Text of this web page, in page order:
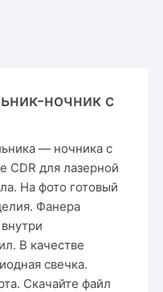
ночник с
— ночника с
CDR для лазерной
На фото готовый
Фанера
В качестве
свечка.
Скачайте файл